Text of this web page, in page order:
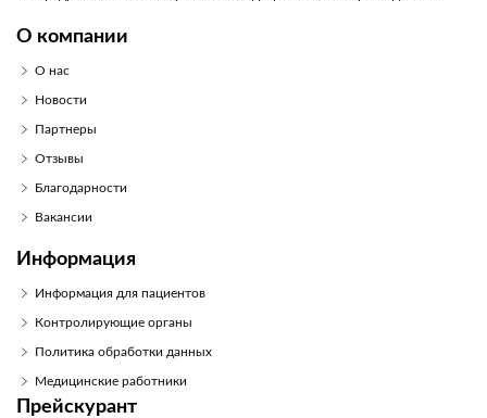
О компании
О нас
Новости
Партнеры
Отзывы
Благодарности
Вакансии
Информация
Информация для пациентов
Контролирующие органы
Политика обработки данных
Медицинские работники
Прейскурант